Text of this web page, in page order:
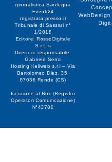
WebDesign
giornalistica Sardegna
Eventi24
registrata presso il
Tribunale di Sassari n°
1/2018
Editore: RossoDigitale
S.r.L.s
Direttore responsabile:
Gabriele Serra
Hosting Keliweb s.r.l – Via
Bartolomeo Diaz, 35,
87036 Rende (CS)
Iscrizione al Roc (Registro
Operatori Comunicazione)
N°43780